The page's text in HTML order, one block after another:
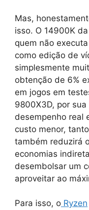
Mas,
isso. O 14900K da
quem não
como edição de
simplesmente
obtenção de 6%
em jogos em
9800X3D, por
desempenho real
custo menor,
também reduzirá
economias
desembolsar um
aproveitar ao
Para isso, o Ryzen